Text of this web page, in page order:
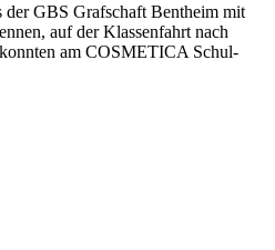
der GBS Grafschaft Bentheim mit
auf der Klassenfahrt nach
konnten am COSMETICA Schul-